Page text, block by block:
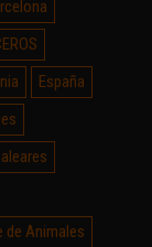
España
de Animales